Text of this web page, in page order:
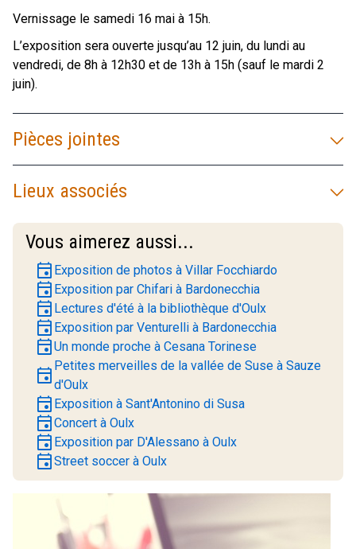
Vernissage le samedi 16 mai à 15h.
L’exposition sera ouverte jusqu’au 12 juin, du lundi au
vendredi, de 8h à 12h30 et de 13h à 15h (sauf le mardi 2
juin).
Pièces jointes
Lieux associés
Vous aimerez aussi...
event Exposition de photos à Villar Focchiardo
event Exposition par Chifari à Bardonecchia
event Lectures d'été à la bibliothèque d'Oulx
event Exposition par Venturelli à Bardonecchia
eventUn monde proche à Cesana Torinese
event Petites merveilles de la vallée de Suse à Sauze
d'Oulx
event Exposition à Sant'Antonino di Susa
eventConcert à Oulx
event Exposition par D'Alessano à Oulx
eventStreet soccer à Oulx